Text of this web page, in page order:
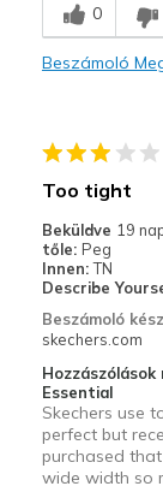
Legjobb
Casual Wear
Sizing
View On Shoes
0
Beszámoló
Too tight
Beküldve 19
tőle: Peg
Innen: TN
Describe
Beszámoló
skechers.com
Hozzászólások
Essential
Skechers use
perfect but
purchased
wide width so